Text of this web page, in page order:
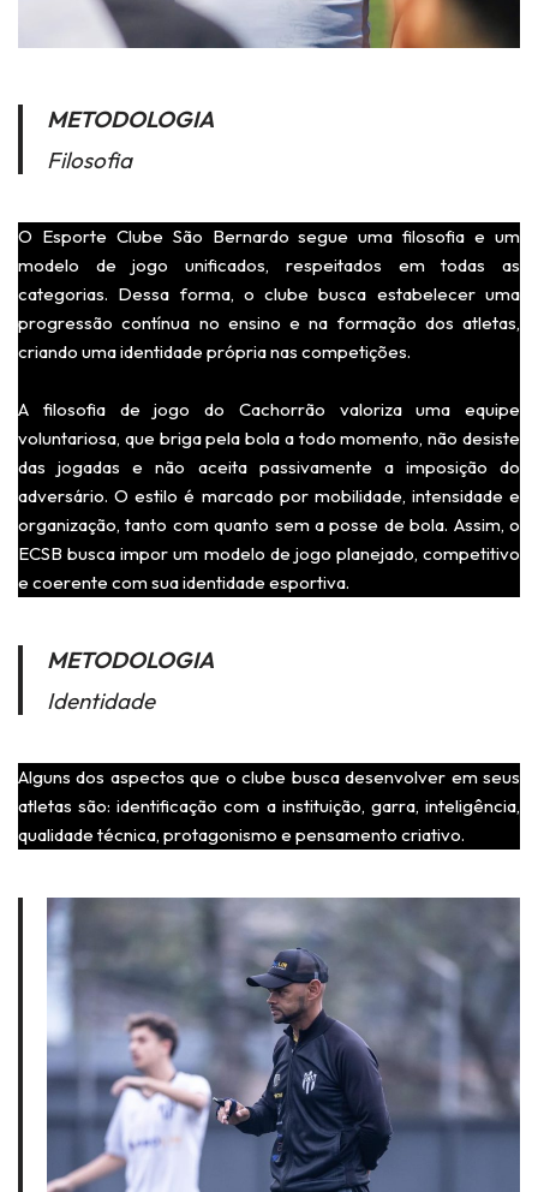
METODOLOGIA
Filosofia
O Esporte Clube São Bernardo segue uma filosofia e um
modelo de jogo unificados, respeitados em todas as
categorias. Dessa forma, o clube busca estabelecer uma
progressão contínua no ensino e na formação dos atletas,
criando uma identidade própria nas competições.
A filosofia de jogo do Cachorrão valoriza uma equipe
voluntariosa, que briga pela bola a todo momento, não desiste
das jogadas e não aceita passivamente a imposição do
adversário. O estilo é marcado por mobilidade, intensidade e
organização, tanto com quanto sem a posse de bola. Assim, o
ECSB busca impor um modelo de jogo planejado, competitivo
e coerente com sua identidade esportiva.
METODOLOGIA
Identidade
Alguns dos aspectos que o clube busca desenvolver em seus
atletas são: identificação com a instituição, garra, inteligência,
qualidade técnica, protagonismo e pensamento criativo.